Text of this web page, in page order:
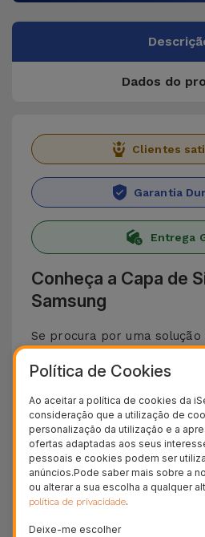
Dados do
Clientes
Garantia
Entrega
Conheça a Capa de
Samsung
Se procura por uma
Samsung , apresentamos a
Com um design minimalista
funcional, esta capa
ao seu telemóvel a que se
sem descurar o design
do seu telemóvel da
Descubra as vantagens
Política de Cookies
Ao aceitar a política de cookies da
consideração que a utilização de
personalização da utilização e a
ofertas adaptadas aos seus
pessoais e cookies podem ser
anúncios.Pode saber mais sobre a
ou alterar a sua escolha a qualquer
política de privacidade.
Deixe-me escolher